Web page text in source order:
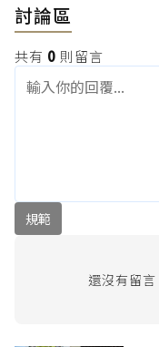
討論區
共有 0 則留言
規範
還沒有留